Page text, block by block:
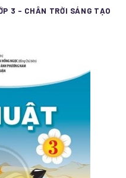
3 - CHÂN TRỜI SÁNG TẠO